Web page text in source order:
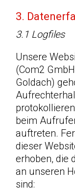
3.
3.1 Logfiles
Unsere
(Com2
Goldach)
beim
auftreten.
dieser
erhoben, die
an unseren
sind: